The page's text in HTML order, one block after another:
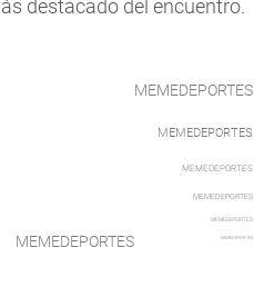
destacado del encuentro.
MEMEDEPORTES
MEMEDEPORTES
MEMEDEPORTES
MEMEDEPORTES
MEMEDEPORTES
MEMEDEPORTES
MEMEDEPORTES